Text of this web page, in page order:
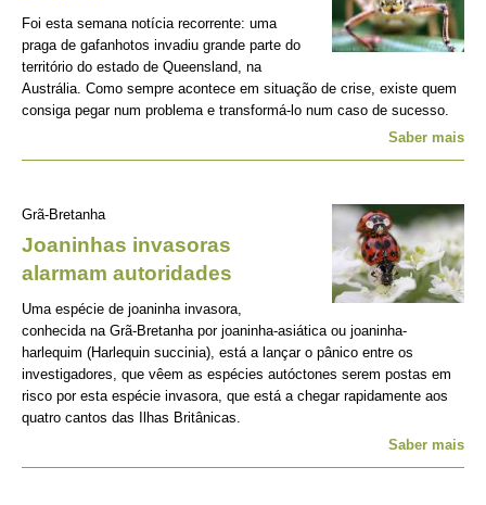
Foi esta semana notícia recorrente: uma
praga de gafanhotos invadiu grande parte do
território do estado de Queensland, na
Austrália. Como sempre acontece em situação de crise, existe quem
consiga pegar num problema e transformá-lo num caso de sucesso.
Saber mais
Grã-Bretanha
Joaninhas invasoras
alarmam autoridades
Uma espécie de joaninha invasora,
conhecida na Grã-Bretanha por joaninha-asiática ou joaninha-
harlequim (Harlequin succinia), está a lançar o pânico entre os
investigadores, que vêem as espécies autóctones serem postas em
risco por esta espécie invasora, que está a chegar rapidamente aos
quatro cantos das Ilhas Britânicas.
Saber mais